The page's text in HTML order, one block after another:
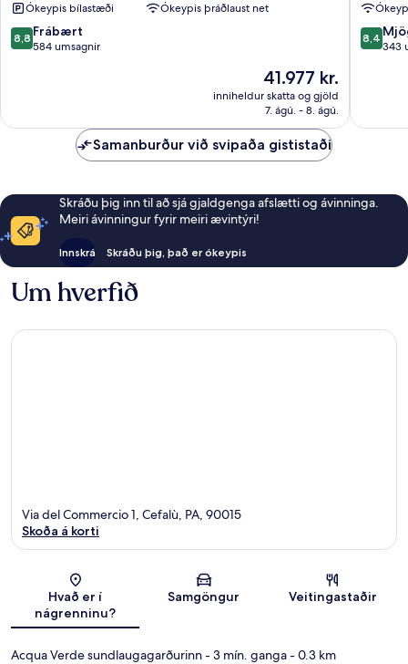
Ókeypis bílastæði
Ókeypis þráðlaust net
8.8
af
8,8 Frábært
584 umsagnir
Verðið
er
41.977 kr.
41.977 kr.
inniheldur skatta og gjöld
7. ágú. - 8. ágú.
8.4
af
8,4
343
Samanburður við svipaða gististaði
Skráðu þig inn til að sjá gjaldgenga afslætti og ávinninga.
Meiri ávinningur fyrir meiri ævintýri!
Innskrá Skráðu þig, það er ókeypis
Um hverfið
Kort
Via del Commercio 1, Cefalù, PA, 90015
Skoða á korti
Hvað er í
nágrenninu?
Samgöngur Veitingastaðir
Acqua Verde sundlaugagarðurinn- 3 mín. ganga- 0.3 km